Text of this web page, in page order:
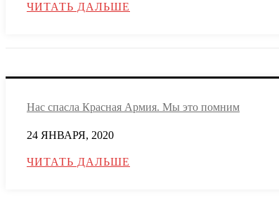
ЧИТАТЬ ДАЛЬШЕ
Нас спасла Красная Армия. Мы это помним
24 ЯНВАРЯ, 2020
ЧИТАТЬ ДАЛЬШЕ